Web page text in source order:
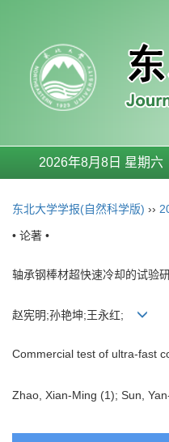
2026年8月8日 星期六
东北大学学报(自然科学版) ››
• 论著 •
轴承钢棒材超快速冷却的试验
赵宪明;孙艳坤;王永红;
Commercial test of ultra-fast
Zhao, Xian-Ming (1); Sun,